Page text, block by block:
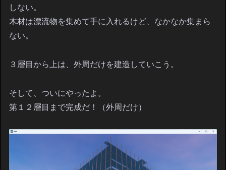
しない。
木材は漂流物を集めて手に入れるけど、なかなか集まら
ない。
３層目から上は、外周だけを建造していこう。
そして、ついにやったよ。
第１２層目まで完成だ！（外周だけ）